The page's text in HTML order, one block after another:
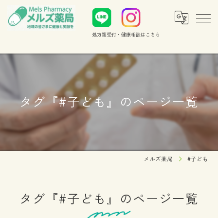
処方箋受付・健康相談はこちら
タグ『#子ども』のページ一覧
メルズ薬局 #子ども
タグ『#子ども』のページ一覧